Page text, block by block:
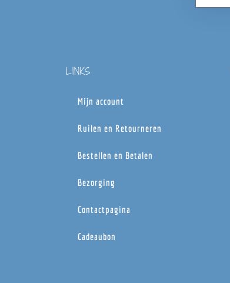
LINKS
Mijn account
Ruilen en Retourneren
Bestellen en Betalen
Bezorging
Contactpagina
Cadeaubon